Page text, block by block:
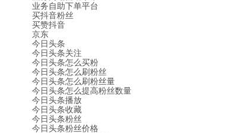
业务自助下单平台
买抖音粉丝
买赞抖音
京东
今日头条
今日头条关注
今日头条怎么买粉
今日头条怎么刷粉丝
今日头条怎么刷粉丝量
今日头条怎么提高粉丝数量
今日头条播放
今日头条收藏
今日头条粉丝
今日头条粉丝价格